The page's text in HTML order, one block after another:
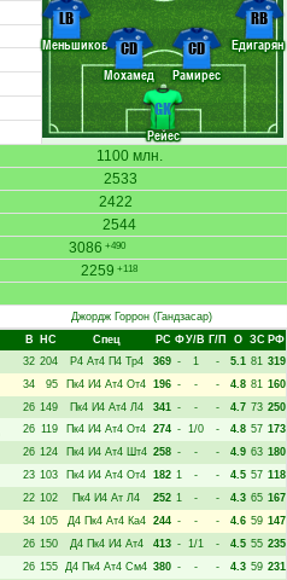
Рейес
Меньшиков
Мохамед
Рамирес
Едигарян
GK
LB
CD
CD
RB
1100 млн.
2533
2422
2544
3086 +490
2259 +118
Джордж Горрон (Гандзасар)
В НC Спец РC ФУ/В Г/П О ЗС РФ
32 204 Р4 Ат4 П4 Тр4 369 - 1 - 5.1 81 319
34 95 Пк4 И4 Ат4 От4 196 - - - 4.8 81 160
26 149 Пк4 И4 Ат4 Л4 341 - - - 4.7 73 250
26 119 Пк4 И4 Ат4 От4 274 - 1/0 - 4.8 57 173
26 124 Пк4 И4 Ат4 Шт4 258 - - - 4.9 63 180
23 103 Пк4 И4 Ат4 От4 182 1 - - 4.5 57 118
22 102 Пк4 И4 Ат Л4 252 1 - - 4.3 65 167
34 105 Д4 Пк4 Ат4 Ка4 244 - - - 4.6 59 147
26 150 Д4 Пк4 И4 Ат4 413 - 1/1 - 4.5 55 235
26 155 Д4 Пк4 Ат4 См4 380 - - - 4.3 59 231